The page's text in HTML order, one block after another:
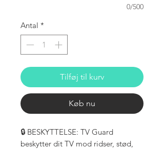
0/500
Antal *
Tilføj til kurv
Køb nu
🔒 BESKYTTELSE: TV Guard
beskytter dit TV mod ridser, stød,